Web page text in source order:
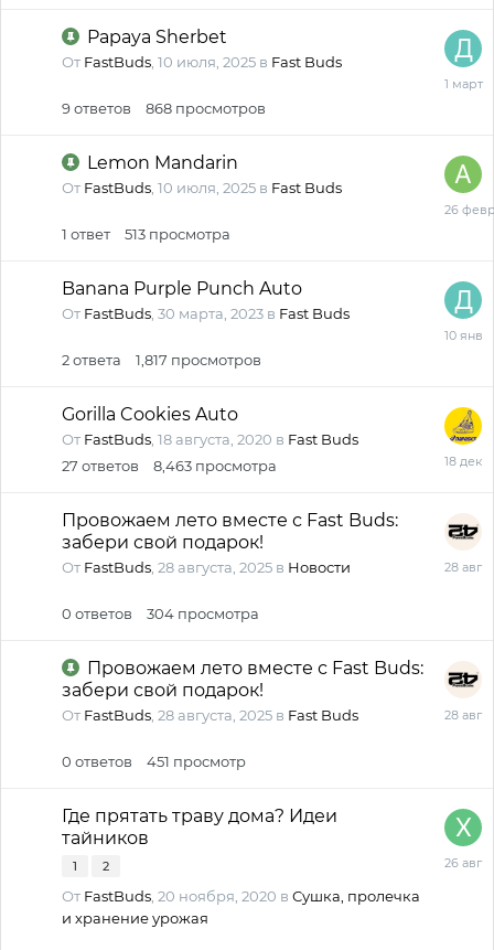
Papaya Sherbet
От FastBuds 10 июля, 2025 в Fast Buds
9ответов 868 просмотров
1
Lemon Mandarin
От FastBuds 10 июля, 2025 в Fast Buds
1 ответ 513 просмотра
26
Banana Purple Punch Auto
От FastBuds 30 марта, 2023 в Fast Buds
2ответа 1,817 просмотров
10
Gorilla Cookies Auto
От FastBuds 18 августа, 2020 в Fast Buds
27 ответов 8,463 просмотра
18
Провожаем лето вместе с Fast Buds:
забери свой подарок!
От FastBuds 28 августа, 2025 в Новости
0 ответов 304 просмотра
28
Провожаем лето вместе с Fast Buds:
забери свой подарок!
От FastBuds 28 августа, 2025 в Fast Buds
0 ответов 451 просмотр
28
Где прятать траву дома? Идеи
тайников
1 2
От FastBuds 20 ноября, 2020 в Сушка, пролечка
и хранение урожая
26